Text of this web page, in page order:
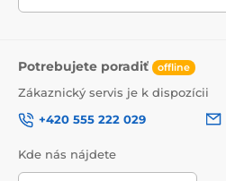
Potrebujete poradiť offline
Zákaznický servis je k dispozícii
+420 555 222 029
Kde nás nájdete